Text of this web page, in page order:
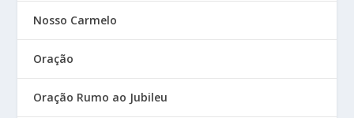
Nosso Carmelo
Oração
Oração Rumo ao Jubileu